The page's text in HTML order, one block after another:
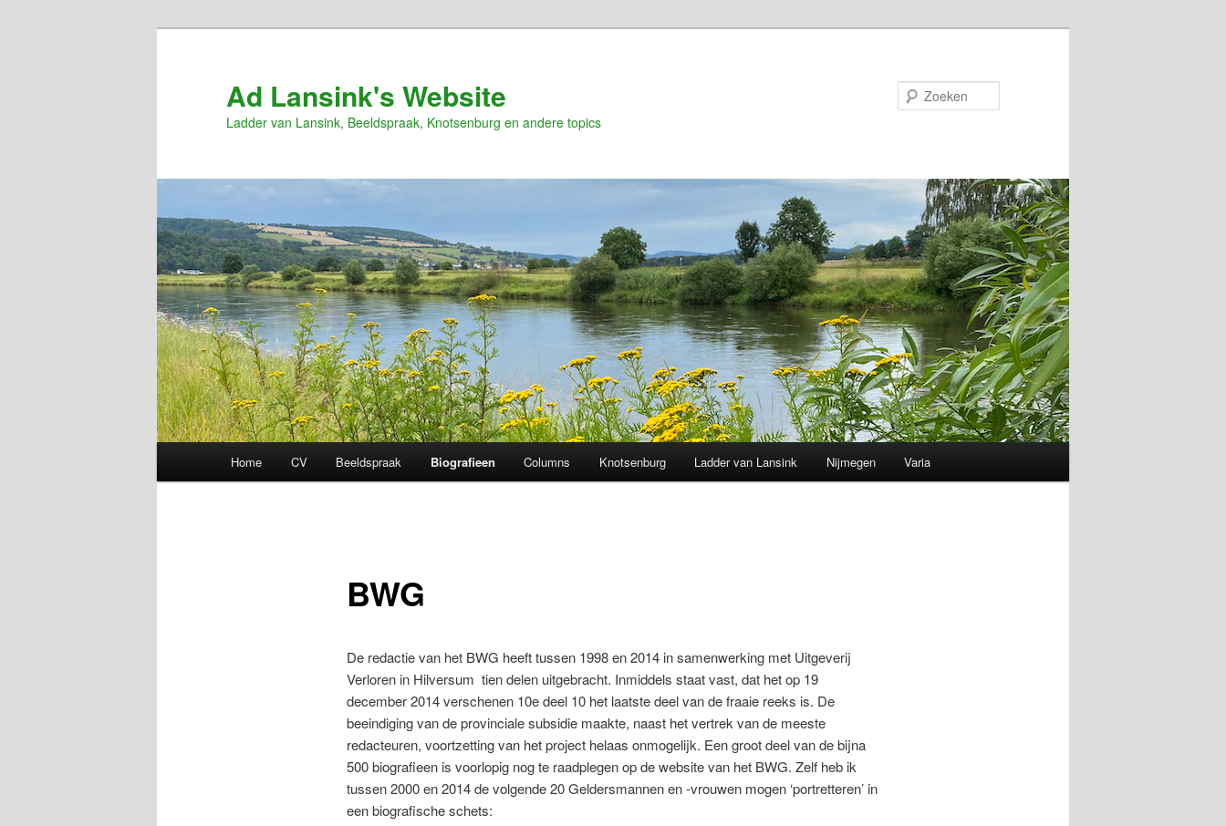
Ad Lansink's Website
Ladder van Lansink, Beeldspraak, Knotsenburg en andere topics
Home CV Beeldspraak Biografieen Columns Knotsenburg Ladder van Lansink Nijmegen Varia
BWG
De redactie van het BWG heeft tussen 1998 en 2014 in samenwerking met Uitgeverij
Verloren in Hilversum tien delen uitgebracht. Inmiddels staat vast, dat het op 19
december 2014 verschenen 10e deel 10 het laatste deel van de fraaie reeks is. De
beeindiging van de provinciale subsidie maakte, naast het vertrek van de meeste
redacteuren, voortzetting van het project helaas onmogelijk. Een groot deel van de bijna
500 biografieen is voorlopig nog te raadplegen op de website van het BWG. Zelf heb ik
tussen 2000 en 2014 de volgende 20 Geldersmannen en -vrouwen mogen ‘portretteren’ in
een biografische schets: